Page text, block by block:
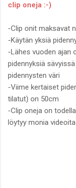
clip oneja :-)
-Clip onit maksavat
-Käytän yksiä
-Lähes vuoden ajan
pidennyksiä
pidennysten väri
-Viime kertaiset
tilatut) on 50cm
-Clip oneja on
löytyy monia